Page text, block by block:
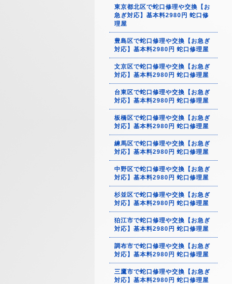
東京都北区で蛇口修理や交換【お
急ぎ対応】基本料2980円 蛇口修
理屋
豊島区で蛇口修理や交換【お急ぎ
対応】基本料2980円 蛇口修理屋
文京区で蛇口修理や交換【お急ぎ
対応】基本料2980円 蛇口修理屋
台東区で蛇口修理や交換【お急ぎ
対応】基本料2980円 蛇口修理屋
板橋区で蛇口修理や交換【お急ぎ
対応】基本料2980円 蛇口修理屋
練馬区で蛇口修理や交換【お急ぎ
対応】基本料2980円 蛇口修理屋
中野区で蛇口修理や交換【お急ぎ
対応】基本料2980円 蛇口修理屋
杉並区で蛇口修理や交換【お急ぎ
対応】基本料2980円 蛇口修理屋
狛江市で蛇口修理や交換【お急ぎ
対応】基本料2980円 蛇口修理屋
調布市で蛇口修理や交換【お急ぎ
対応】基本料2980円 蛇口修理屋
三鷹市で蛇口修理や交換【お急ぎ
対応】基本料2980円 蛇口修理屋